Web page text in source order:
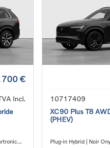
700 €
Incl.
10717409
XC90 Plus T8
(PHEV)
Plug-in Hybrid | Noir